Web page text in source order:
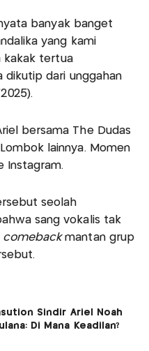
banyak banget
yang kami
kakak tertua
dikutip dari unggahan
bersama The Dudas
lainnya. Momen
Instagram.
seolah
sang vokalis tak
comebackmantan grup
Sindir Ariel Noah
Di Mana Keadilan?